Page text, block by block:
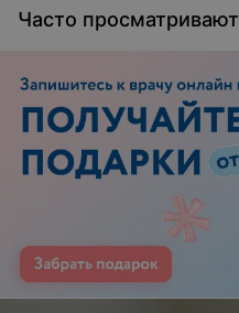
Часто просматривают